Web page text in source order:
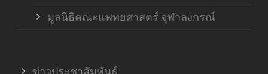
มูลนิธิคณะแพทยศาสตร์ จุฬาลงกรณ์